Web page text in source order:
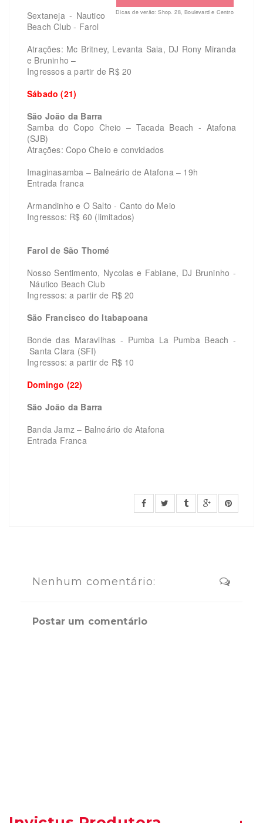
Dicas de verão: Shop. 28, Boulevard e Centro
Sextaneja - Nautico
Beach Club - Farol
Atrações: Mc Britney, Levanta Saia, DJ Rony Miranda
e Bruninho –
Ingressos a partir de R$ 20
Sábado (21)
São João da Barra
Samba do Copo Cheio – Tacada Beach - Atafona
(SJB)
Atrações: Copo Cheio e convidados
Imaginasamba – Balneário de Atafona – 19h
Entrada franca
Armandinho e O Salto - Canto do Meio
Ingressos: R$ 60 (limitados)
Farol de São Thomé
Nosso Sentimento, Nycolas e Fabiane, DJ Bruninho -
Náutico Beach Club
Ingressos: a partir de R$ 20
São Francisco do Itabapoana
Bonde das Maravilhas - Pumba La Pumba Beach -
Santa Clara (SFI)
Ingressos: a partir de R$ 10
Domingo (22)
São João da Barra
Banda Jamz – Balneário de Atafona
Entrada Franca
Nenhum comentário:
Postar um comentário